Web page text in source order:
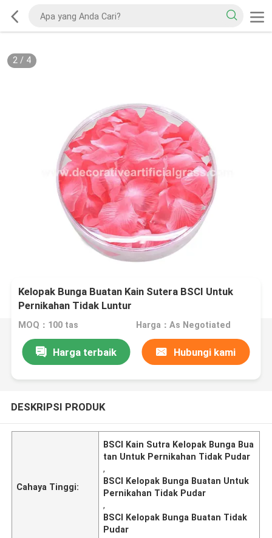
2/ 4
Kelopak Bunga Buatan Kain Sutera BSCI Untuk
Pernikahan Tidak Luntur
MOQ：100 tas Harga：As Negotiated
Harga terbaik Hubungi kami
DESKRIPSI PRODUK
Cahaya Tinggi:
BSCI Kain Sutra Kelopak Bunga Bua
tan Untuk Pernikahan Tidak Pudar
,
BSCI Kelopak Bunga Buatan Untuk
Pernikahan Tidak Pudar
,
BSCI Kelopak Bunga Buatan Tidak
Pudar